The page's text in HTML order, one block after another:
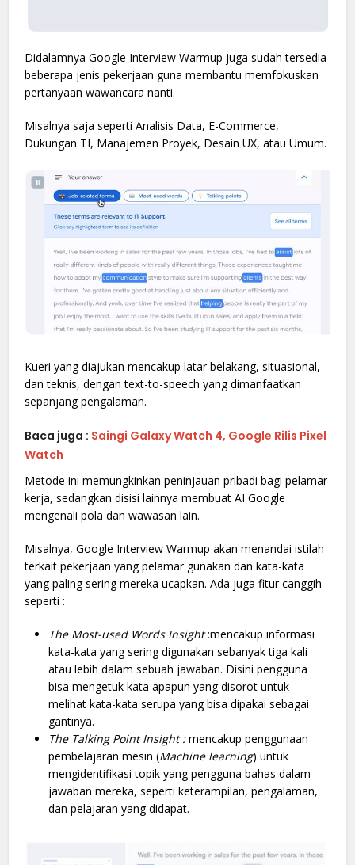
Didalamnya Google Interview Warmup juga sudah tersedia
beberapa jenis pekerjaan guna membantu memfokuskan
pertanyaan wawancara nanti.
Misalnya saja seperti Analisis Data, E-Commerce,
Dukungan TI, Manajemen Proyek, Desain UX, atau Umum.
Kueri yang diajukan mencakup latar belakang, situasional,
dan teknis, dengan text-to-speech yang dimanfaatkan
sepanjang pengalaman.
Baca juga : Saingi Galaxy Watch 4, Google Rilis Pixel
Watch
Metode ini memungkinkan peninjauan pribadi bagi pelamar
kerja, sedangkan disisi lainnya membuat AI Google
mengenali pola dan wawasan lain.
Misalnya, Google Interview Warmup akan menandai istilah
terkait pekerjaan yang pelamar gunakan dan kata-kata
yang paling sering mereka ucapkan. Ada juga fitur canggih
seperti :
The Most-used Words Insight:mencakup informasi
kata-kata yang sering digunakan sebanyak tiga kali
atau lebih dalam sebuah jawaban. Disini pengguna
bisa mengetuk kata apapun yang disorot untuk
melihat kata-kata serupa yang bisa dipakai sebagai
gantinya.
The Talking Point Insight :mencakup penggunaan
pembelajaran mesin (Machine learning) untuk
mengidentifikasi topik yang pengguna bahas dalam
jawaban mereka, seperti keterampilan, pengalaman,
dan pelajaran yang didapat.